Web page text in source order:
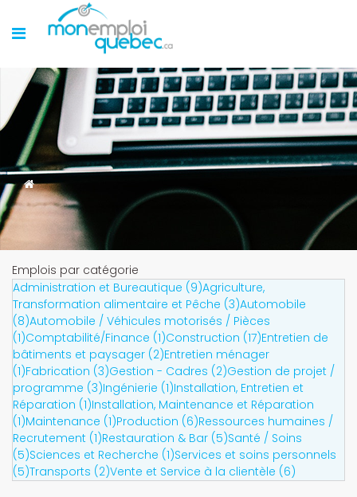
Emplois par catégorie
Administration et Bureautique (9)Agriculture,
Transformation alimentaire et Pêche (3)Automobile
(8)Automobile / Véhicules motorisés / Pièces
(1)Comptabilité/Finance (1)Construction (17)Entretien de
bâtiments et paysager (2)Entretien ménager
(1)Fabrication (3)Gestion - Cadres (2)Gestion de projet /
programme (3)Ingénierie (1)Installation, Entretien et
Réparation (1)Installation, Maintenance et Réparation
(1)Maintenance (1)Production (6)Ressources humaines /
Recrutement (1)Restauration & Bar (5)Santé / Soins
(5)Sciences et Recherche (1)Services et soins personnels
(5)Transports (2)Vente et Service à la clientèle (6)